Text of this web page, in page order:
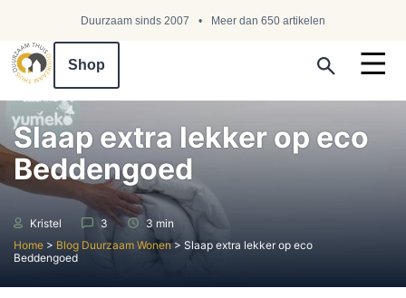
Duurzaam sinds 2007 Meer dan 650 artikelen
Shop
Slaap extra lekker op eco
Beddengoed
Kristel 3
3 min
Home > Blog Duurzaam Wonen> Slaap extra lekker op eco
Beddengoed